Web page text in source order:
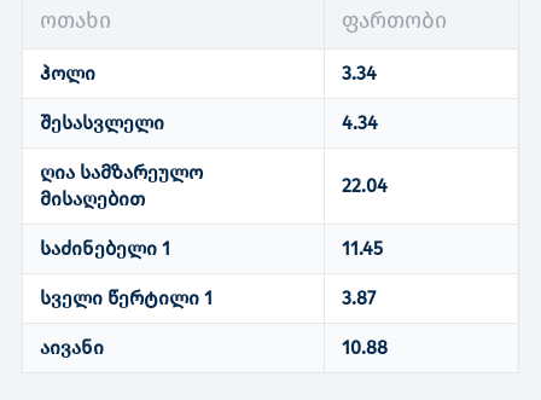
ოთახი ფართობი
ჰოლი 3.34
შესასვლელი 4.34
ღია სამზარეულო
მისაღებით
22.04
საძინებელი 1 11.45
სველი წერტილი 1 3.87
აივანი 10.88